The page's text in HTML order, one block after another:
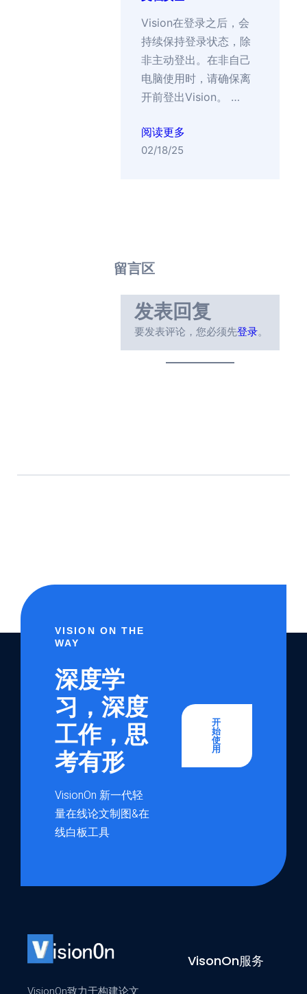
Vision在登录之后，会
持续保持登录状态，除
非主动登出。在非自己
电脑使用时，请确保离
开前登出Vision。 …
阅读更多
02/18/25
留言区
发表回复
要发表评论，您必须先登录。
VISION ON THE
WAY
深度学
习，深度
工作，思
考有形
VisionOn 新一代轻
量在线论文制图&在
线白板工具
开
始
使
用
VisionOn致力于构建论文
VisonOn服务